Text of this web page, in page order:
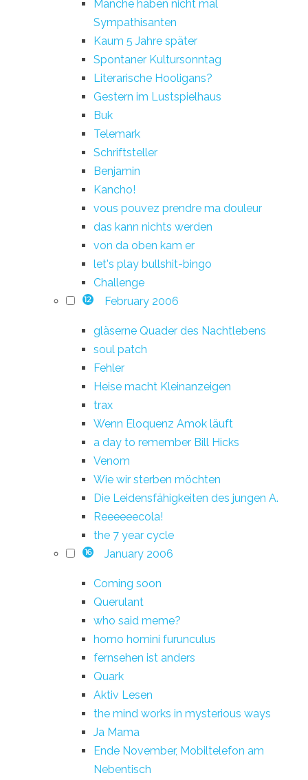
Manche haben nicht mal
Sympathisanten
Kaum 5 Jahre später
Spontaner Kultursonntag
Literarische Hooligans?
Gestern im Lustspielhaus
Buk
Telemark
Schriftsteller
Benjamin
Kancho!
vous pouvez prendre ma douleur
das kann nichts werden
von da oben kam er
let's play bullshit-bingo
Challenge
12 February 2006
gläserne Quader des Nachtlebens
soul patch
Fehler
Heise macht Kleinanzeigen
trax
Wenn Eloquenz Amok läuft
a day to remember Bill Hicks
Venom
Wie wir sterben möchten
Die Leidensfähigkeiten des jungen A.
Reeeeeecola!
the 7 year cycle
16 January 2006
Coming soon
Querulant
who said meme?
homo homini furunculus
fernsehen ist anders
Quark
Aktiv Lesen
the mind works in mysterious ways
Ja Mama
Ende November, Mobiltelefon am
Nebentisch